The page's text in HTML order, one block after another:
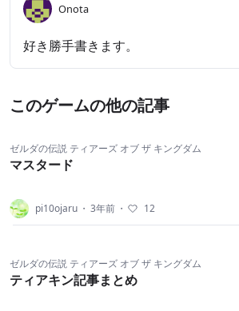
Onota
好き勝手書きます。
このゲームの他の記事
ゼルダの伝説 ティアーズ オブ ザ キングダム
マスタード
pi10ojaru ・ 3年前 ・ 12
ゼルダの伝説 ティアーズ オブ ザ キングダム
ティアキン記事まとめ